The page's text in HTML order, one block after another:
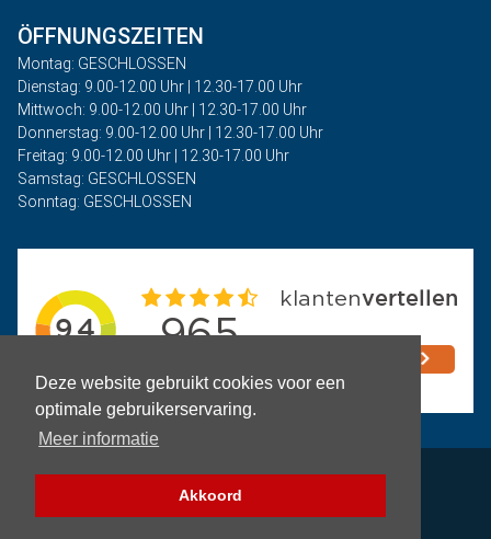
Deze website gebruikt cookies voor een
optimale gebruikerservaring.
Meer informatie
Akkoord
ÖFFNUNGSZEITEN
Montag: GESCHLOSSEN
Dienstag: 9.00-12.00 Uhr | 12.30-17.00 Uhr
Mittwoch: 9.00-12.00 Uhr | 12.30-17.00 Uhr
Donnerstag: 9.00-12.00 Uhr | 12.30-17.00 Uhr
Freitag: 9.00-12.00 Uhr | 12.30-17.00 Uhr
Samstag: GESCHLOSSEN
Sonntag: GESCHLOSSEN
Privacy